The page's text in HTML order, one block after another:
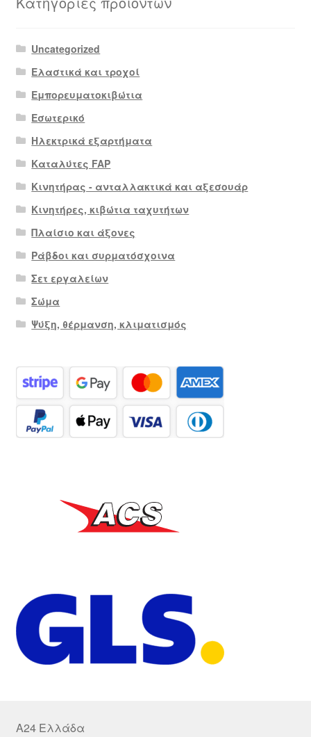
Uncategorized
Ελαστικά και τροχοί
Εμπορευματοκιβώτια
Εσωτερικό
Ηλεκτρικά εξαρτήματα
Καταλύτες FAP
Κινητήρας - ανταλλακτικά και αξεσουάρ
Κινητήρες, κιβώτια ταχυτήτων
Πλαίσιο και άξονες
Ράβδοι και συρματόσχοινα
Σετ εργαλείων
Σώμα
Ψύξη, θέρμανση, κλιματισμός
A24 Ελλάδα